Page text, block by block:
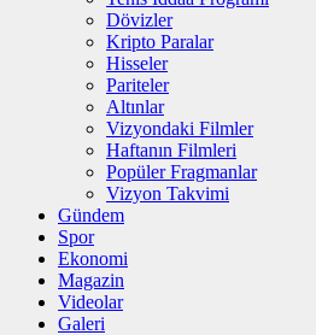
Dövizler
Kripto Paralar
Hisseler
Pariteler
Altınlar
Vizyondaki Filmler
Haftanın Filmleri
Popüler Fragmanlar
Vizyon Takvimi
Gündem
Spor
Ekonomi
Magazin
Videolar
Galeri